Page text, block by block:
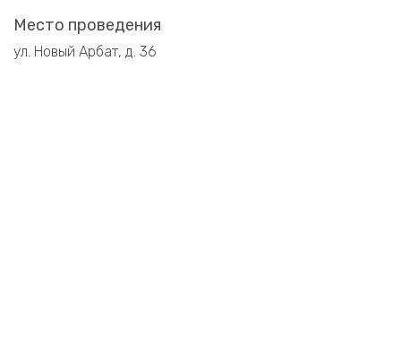
Место проведения
ул. Новый Арбат, д. 36